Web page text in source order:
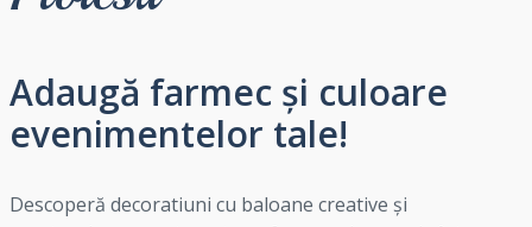
Adaugă farmec și culoare
evenimentelor tale!
Descoperă decoratiuni cu baloane creative și